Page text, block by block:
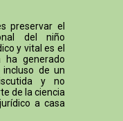
preservar el
del niño
y vital es el
ha generado
incluso de un
y no
de la ciencia
a casa